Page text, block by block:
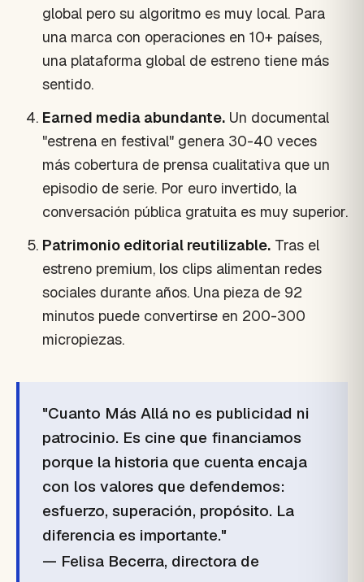
global pero su algoritmo es muy local. Para
una marca con operaciones en 10+ países,
una plataforma global de estreno tiene más
sentido.
Earned media abundante. Un documental
"estrena en festival" genera 30-40 veces
más cobertura de prensa cualitativa que un
episodio de serie. Por euro invertido, la
conversación pública gratuita es muy superior.
Patrimonio editorial reutilizable. Tras el
estreno premium, los clips alimentan redes
sociales durante años. Una pieza de 92
minutos puede convertirse en 200-300
micropiezas.
"Cuanto Más Allá no es publicidad ni
patrocinio. Es cine que financiamos
porque la historia que cuenta encaja
con los valores que defendemos:
esfuerzo, superación, propósito. La
diferencia es importante."
— Felisa Becerra, directora de